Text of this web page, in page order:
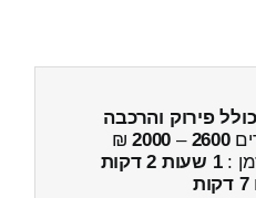
כולל פירוק והרכבה
2600
–
2000
₪
:1 שעות 2 דקות
7 דקות